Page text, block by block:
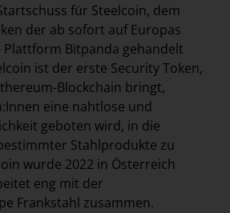
für Steelcoin, dem
der ab sofort auf Europas
Bitpanda gehandelt
ist der erste Security Token,
Blockchain bringt,
eine nahtlose und
geboten wird, in die
Stahlprodukte zu
wurde 2022 in Österreich
eng mit der
Frankstahl zusammen.